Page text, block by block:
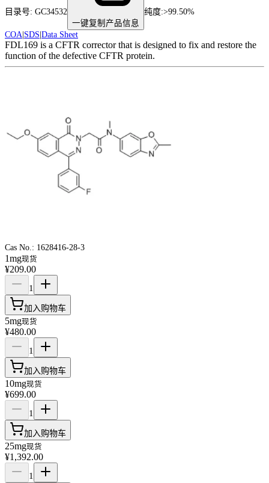
目录号: GC34532
一键复制产品信息
纯度:>99.50%
COA SDS Data Sheet
FDL169 is a CFTR corrector that is designed to fix and restore the
function of the defective CFTR protein.
Cas No.: 1628416-28-3
1mg现货
¥209.00
1
加入购物车
5mg现货
¥480.00
1
加入购物车
10mg现货
¥699.00
1
加入购物车
25mg现货
¥1,392.00
1